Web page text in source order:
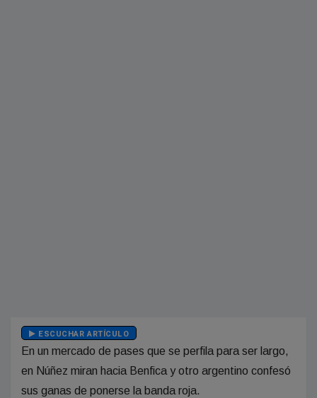
ESCUCHAR ARTÍCULO
En un mercado de pases que se perfila para ser largo,
en Núñez miran hacia Benfica y otro argentino confesó
sus ganas de ponerse la banda roja.